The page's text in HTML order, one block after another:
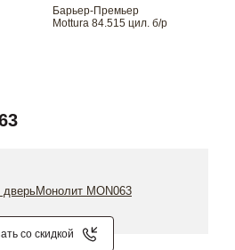
Барьер-Премьер
Mottura 84.515 цил. б/р
со скидкой